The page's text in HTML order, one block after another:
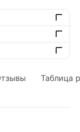
Таблица